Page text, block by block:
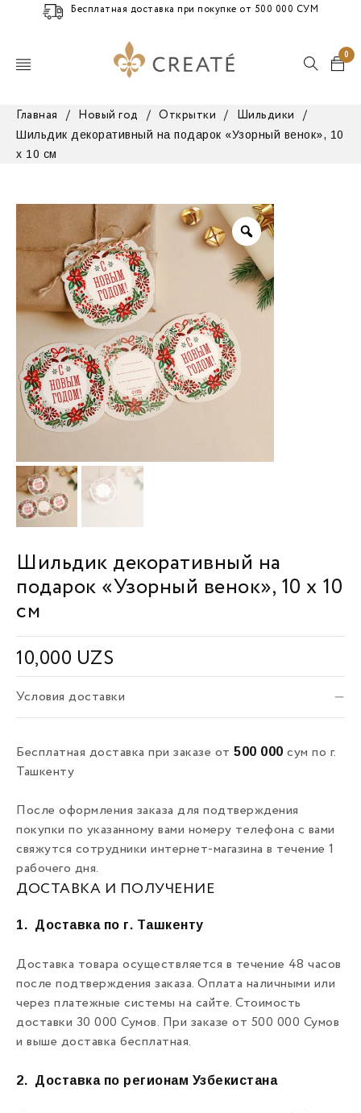
Бесплатная доставка при покупке от 500 000 СУМ
0
Главная / Новый год / Открытки / Шильдики /
Шильдик декоративный на подарок «Узорный венок», 10
х 10 см
Шильдик декоративный на
подарок «Узорный венок», 10 х 10
см
10,000 UZS
Условия доставки
Бесплатная доставка при заказе от 500 000 сум по г.
Ташкенту
После оформления заказа для подтверждения
покупки по указанному вами номеру телефона с вами
свяжутся сотрудники интернет-магазина в течение 1
рабочего дня.
ДОСТАВКА И ПОЛУЧЕНИЕ
1. Доставка по г. Ташкенту
Доставка товара осуществляется в течение 48 часов
после подтверждения заказа. Оплата наличными или
через платежные системы на сайте. Стоимость
доставки 30 000 Сумов. При заказе от 500 000 Сумов
и выше доставка бесплатная.
2. Доставка по регионам Узбекистана